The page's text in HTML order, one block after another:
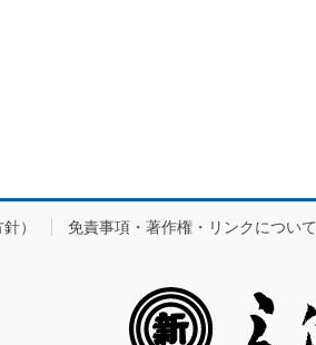
） 免責事項・著作権・リンクについて